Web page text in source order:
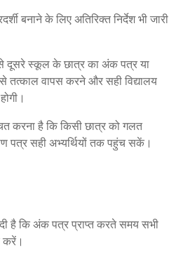
बनाने के लिए अतिरिक्त निर्देश भी जारी
से दूसरे स्कूल के छात्र का अंक पत्र या
तत्काल वापस करने और सही विद्यालय
करना है कि किसी छात्र को गलत
पत्र सही अभ्यर्थियों तक पहुंच सकें।
दी है कि अंक पत्र प्राप्त करते समय सभी
करें।